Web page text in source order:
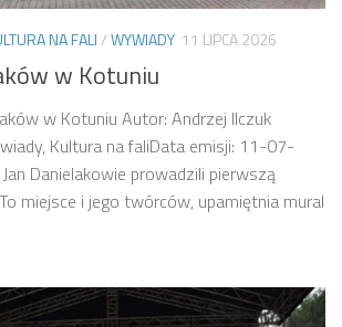
NA FALI/WYWIADY 11 LIPCA 2026
w Kotuniu
w Kotuniu Autor: Andrzej Ilczuk
Kultura na faliData emisji: 11-07-
Danielakowie prowadzili pierwszą
miejsce i jego twórców, upamiętnia mural